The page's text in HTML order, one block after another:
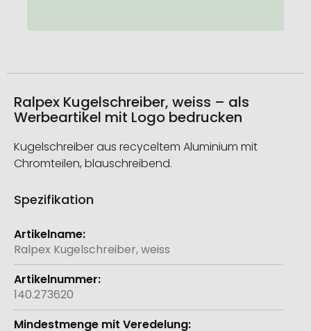
Ralpex Kugelschreiber, weiss – als
Werbeartikel mit Logo bedrucken
Kugelschreiber aus recyceltem Aluminium mit
Chromteilen, blauschreibend.
Spezifikation
Weitere
Informationen
Ralpex Kugelschreiber, weiss
140.273620